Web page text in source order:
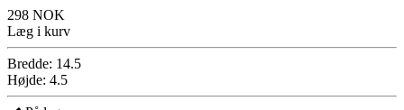
298 NOK
Læg i kurv
Bredde: 14.5
Højde: 4.5